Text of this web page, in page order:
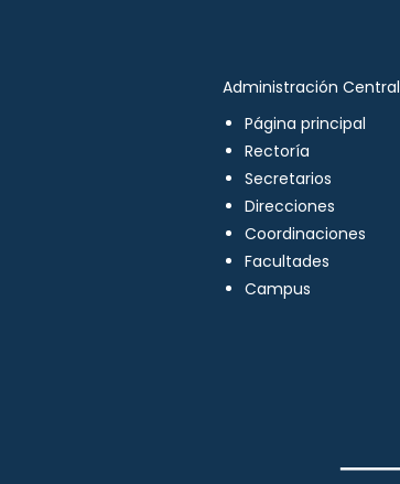
Administración Central
Página principal
Rectoría
Secretarios
Direcciones
Coordinaciones
Facultades
Campus